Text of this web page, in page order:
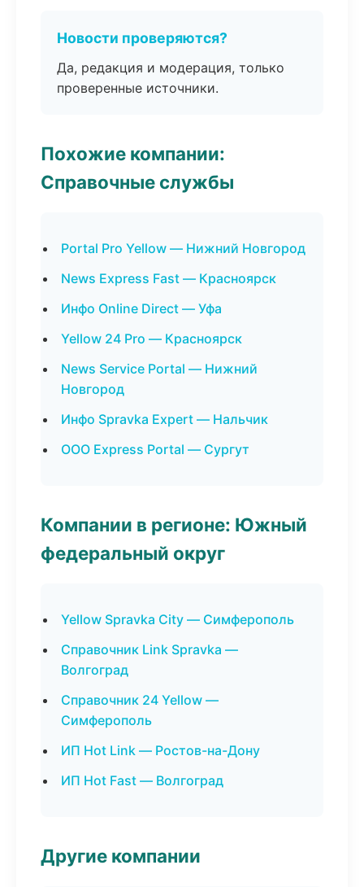
Новости проверяются?
Да, редакция и модерация, только
проверенные источники.
Похожие компании:
Справочные службы
Portal Pro Yellow — Нижний Новгород
News Express Fast — Красноярск
Инфо Online Direct — Уфа
Yellow 24 Pro — Красноярск
News Service Portal — Нижний
Новгород
Инфо Spravka Expert — Нальчик
ООО Express Portal — Сургут
Компании в регионе: Южный
федеральный округ
Yellow Spravka City — Симферополь
Справочник Link Spravka —
Волгоград
Справочник 24 Yellow —
Симферополь
ИП Hot Link — Ростов-на-Дону
ИП Hot Fast — Волгоград
Другие компании